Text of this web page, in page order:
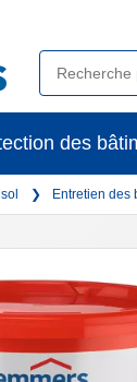
des
Entretien des